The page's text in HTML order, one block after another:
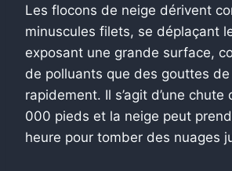
Les flocons de neige dérivent
minuscules filets, se déplaçant
exposant une grande surface,
de polluants que des gouttes
rapidement. Il s’agit d’une
000 pieds et la neige peut
heure pour tomber des nuages